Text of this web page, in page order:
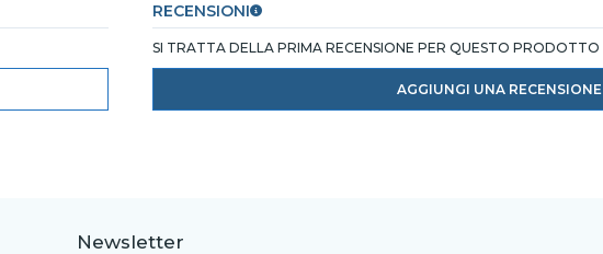
RECENSIONI
SI TRATTA DELLA PRIMA RECENSIONE PER QUESTO PRODOTTO
AGGIUNGI UNA RECENSIONE
Newsletter